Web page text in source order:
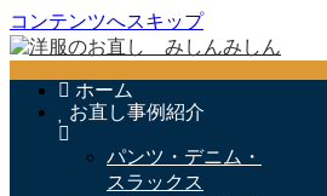
コンテンツへスキップ
ホーム
お直し事例紹介
パンツ・デニム・
スラックス